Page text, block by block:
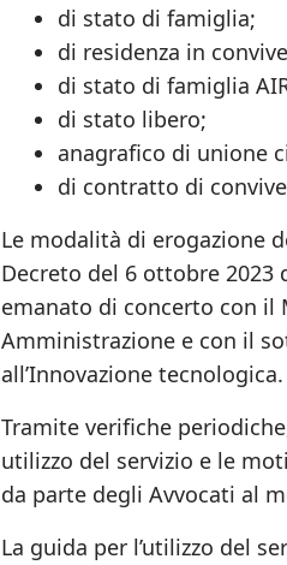
di stato di famiglia;
di residenza in
di stato di famiglia
di stato libero;
anagrafico di unione
di contratto di
Le modalità di erogazione
Decreto del 6 ottobre 2023
emanato di concerto con il
Amministrazione e con il
all’Innovazione tecnologica.
Tramite verifiche
utilizzo del servizio e le
da parte degli Avvocati al
La guida per l’utilizzo del